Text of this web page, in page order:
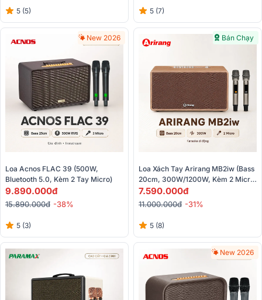
5 (5) 5 (7)
New 2026
Loa Acnos FLAC 39 (500W,
Bluetooth 5.0, Kèm 2 Tay Micro)
9.890.000đ
15.890.000đ -38%
5 (3)
Bán Chạy
Loa Xách Tay Arirang MB2iw (bass
20cm, 300W/1200W, Kèm 2 Micro
)7.590.000đ
11.000.000đ -31%
5 (8)
New 2026